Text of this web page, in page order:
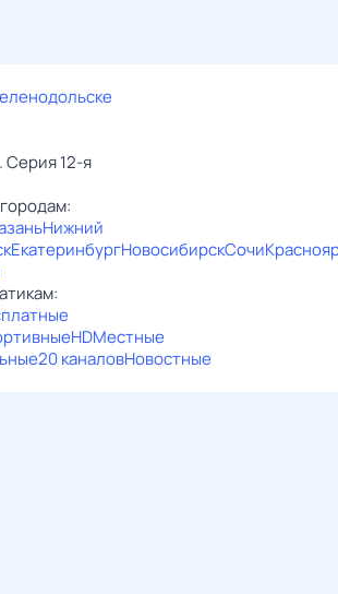
Серия 12-я
Нижний
ЕкатеринбургНовосибирскСочи
HDМестные
20 каналовНовостные